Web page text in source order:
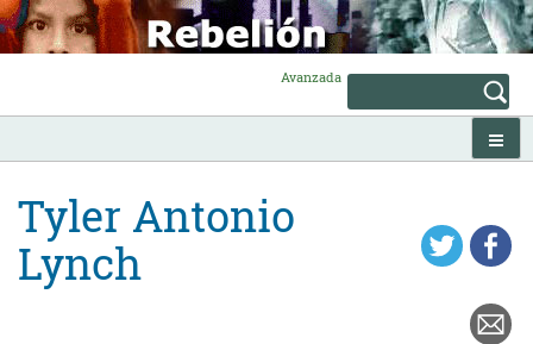
Skip
to
content
Avanzada
Tyler Antonio
Lynch